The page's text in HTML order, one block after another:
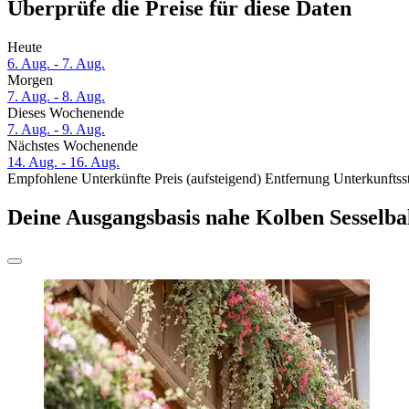
Überprüfe die Preise für diese Daten
Heute
6. Aug. - 7. Aug.
Morgen
7. Aug. - 8. Aug.
Dieses Wochenende
7. Aug. - 9. Aug.
Nächstes Wochenende
14. Aug. - 16. Aug.
Empfohlene Unterkünfte Preis (aufsteigend) Entfernung
Deine Ausgangsbasis nahe Kolben